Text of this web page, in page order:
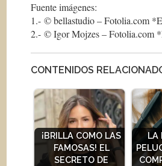
Fuente imágenes:
1.- © bellastudio – Fotolia.com
2.- © Igor Mojzes – Fotolia.com
CONTENIDOS
¡BRILLA COMO LAS
FAMOSAS! EL
SECRETO DE
LA